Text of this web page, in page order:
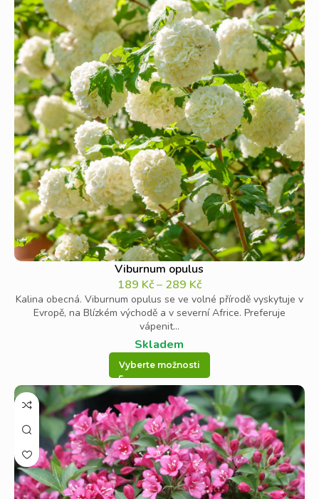
Viburnum opulus
189 Kč– 289 Kč
Kalina obecná. Viburnum opulus se ve volné přírodě vyskytuje v
Evropě, na Blízkém východě a v severní Africe. Preferuje
vápenit...
Skladem
Vyberte možnosti